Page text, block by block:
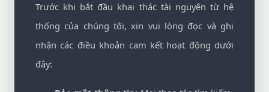
Trước khi bắt đầu khai thác tài nguyên từ hệ
thống của chúng tôi, xin vui lòng đọc và ghi
nhận các điều khoản cam kết hoạt động dưới
đây: